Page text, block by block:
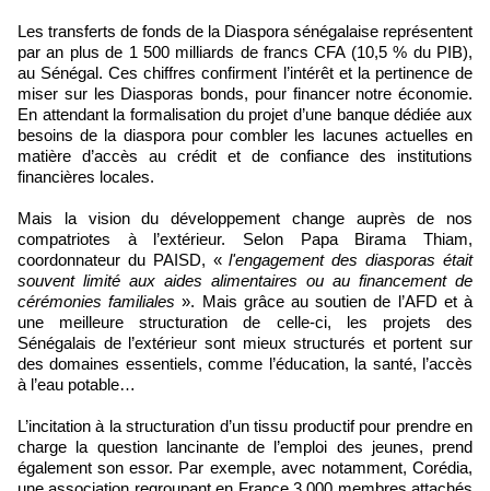
Les transferts de fonds de la Diaspora sénégalaise représentent
par an plus de 1 500 milliards de francs CFA (10,5 % du PIB),
au Sénégal. Ces chiffres confirment l’intérêt et la pertinence de
miser sur les Diasporas bonds, pour financer notre économie.
En attendant la formalisation du projet d’une banque dédiée aux
besoins de la diaspora pour combler les lacunes actuelles en
matière d’accès au crédit et de confiance des institutions
financières locales.
Mais la vision du développement change auprès de nos
compatriotes à l’extérieur. Selon Papa Birama Thiam,
coordonnateur du PAISD, «l'engagement des diasporas était
souvent limité aux aides alimentaires ou au financement de
cérémonies familiales». Mais grâce au soutien de l’AFD et à
une meilleure structuration de celle-ci, les projets des
Sénégalais de l’extérieur sont mieux structurés et portent sur
des domaines essentiels, comme l’éducation, la santé, l’accès
à l’eau potable…
L’incitation à la structuration d’un tissu productif pour prendre en
charge la question lancinante de l’emploi des jeunes, prend
également son essor. Par exemple, avec notamment, Corédia,